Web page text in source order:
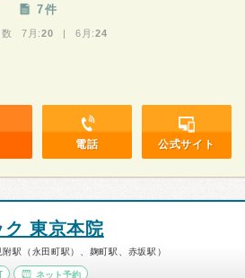
7件
数 7月:20 | 6月:24
電話 公式サイト
ク 東京本院
駅（永田町駅）、麹町駅、赤坂駅）
ネット予約